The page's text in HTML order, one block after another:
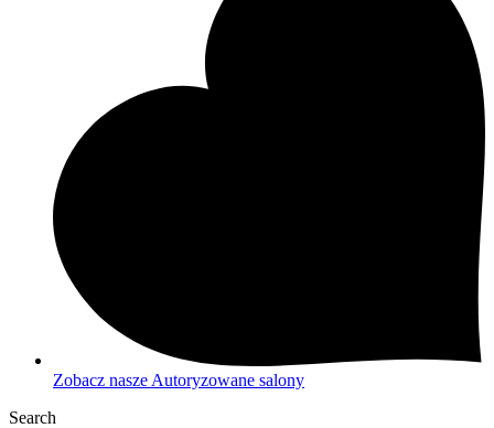
Zobacz nasze Autoryzowane salony
Search